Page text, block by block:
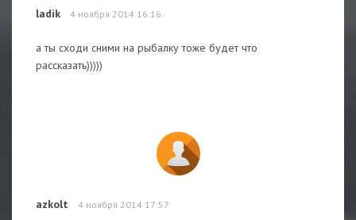
ladik 4 ноября 2014 16:16
а ты сходи сними на рыбалку тоже будет что
рассказать)))))
azkolt 4 ноября 2014 17:57